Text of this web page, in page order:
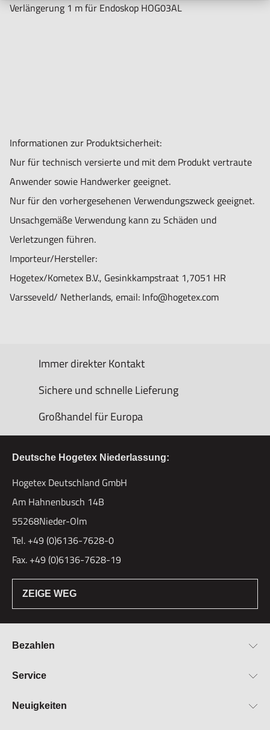
Verlängerung 1 m für Endoskop HOG03AL
Informationen zur Produktsicherheit:
Nur für technisch versierte und mit dem Produkt vertraute
Anwender sowie Handwerker geeignet.
Nur für den vorhergesehenen Verwendungszweck geeignet.
Unsachgemäße Verwendung kann zu Schäden und
Verletzungen führen.
Importeur/Hersteller:
Hogetex/Kometex B.V., Gesinkkampstraat 1,7051 HR
Varsseveld/ Netherlands, email: Info@hogetex.com
Immer direkter Kontakt
Sichere und schnelle Lieferung
Großhandel für Europa
Deutsche Hogetex Niederlassung:
Hogetex Deutschland GmbH
Am Hahnenbusch 14B
55268Nieder-Olm
Tel. +49 (0)6136-7628-0
Fax. +49 (0)6136-7628-19
ZEIGE WEG
Bezahlen
Bestellung & Zahlung
Vertrag widerrufen
Service
Über Hogetex
Neuigkeiten